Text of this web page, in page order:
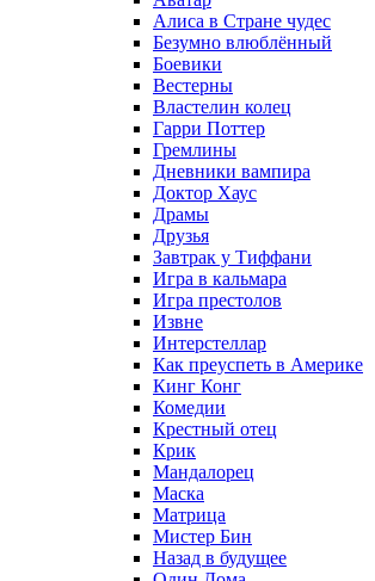
Алиса в Стране чудес
Безумно влюблённый
Боевики
Вестерны
Властелин колец
Гарри Поттер
Гремлины
Дневники вампира
Доктор Хаус
Драмы
Друзья
Завтрак у Тиффани
Игра в кальмара
Игра престолов
Извне
Интерстеллар
Как преуспеть в Америке
Кинг Конг
Комедии
Крестный отец
Крик
Мандалорец
Маска
Матрица
Мистер Бин
Назад в будущее